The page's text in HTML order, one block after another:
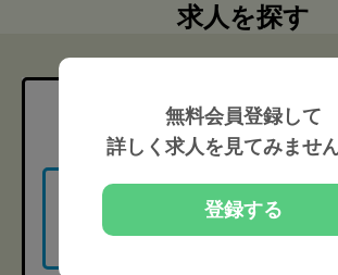
求人を探す
職種から探す
柔道整復師（85）
無料会員登録して
詳しく求人を見てみませ
登録する